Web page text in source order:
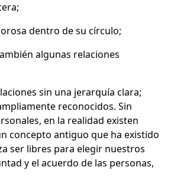
dentro de su círculo;
algunas relaciones
sin una jerarquía clara;
reconocidos. Sin
en la realidad existen
concepto antiguo que ha existido
ser libres para elegir nuestros
y el acuerdo de las personas,